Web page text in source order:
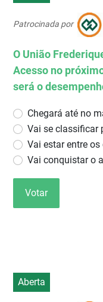
Patrocinada por
O União
Acesso no
será o
Chegará até no
Vai se classificar
Vai estar entre
Vai conquistar o
Votar
Aberta